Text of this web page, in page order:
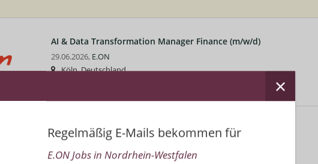
Regelmäßig E-Mails bekommen für
E.ON Jobs in Nordrhein-Westfalen
AI & Data Transformation Manager Finance (m/w/d)
29.06.2026, E.ON
Köln, Deutschland
Senior Salesforce System Engineer (m/w/d)
München, Deutschland, Essen, Deutschland